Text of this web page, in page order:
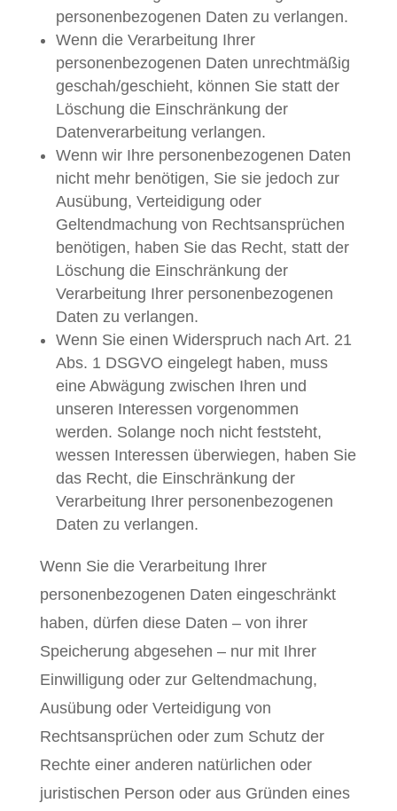
personenbezogenen Daten zu verlangen.
Wenn die Verarbeitung Ihrer
personenbezogenen Daten unrechtmäßig
geschah/geschieht, können Sie statt der
Löschung die Einschränkung der
Datenverarbeitung verlangen.
Wenn wir Ihre personenbezogenen Daten
nicht mehr benötigen, Sie sie jedoch zur
Ausübung, Verteidigung oder
Geltendmachung von Rechtsansprüchen
benötigen, haben Sie das Recht, statt der
Löschung die Einschränkung der
Verarbeitung Ihrer personenbezogenen
Daten zu verlangen.
Wenn Sie einen Widerspruch nach Art. 21
Abs. 1 DSGVO eingelegt haben, muss
eine Abwägung zwischen Ihren und
unseren Interessen vorgenommen
werden. Solange noch nicht feststeht,
wessen Interessen überwiegen, haben Sie
das Recht, die Einschränkung der
Verarbeitung Ihrer personenbezogenen
Daten zu verlangen.
Wenn Sie die Verarbeitung Ihrer
personenbezogenen Daten eingeschränkt
haben, dürfen diese Daten – von ihrer
Speicherung abgesehen – nur mit Ihrer
Einwilligung oder zur Geltendmachung,
Ausübung oder Verteidigung von
Rechtsansprüchen oder zum Schutz der
Rechte einer anderen natürlichen oder
juristischen Person oder aus Gründen eines